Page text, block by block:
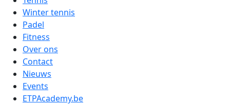
Winter tennis
Padel
Fitness
Over ons
Contact
Nieuws
Events
ETPAcademy.be